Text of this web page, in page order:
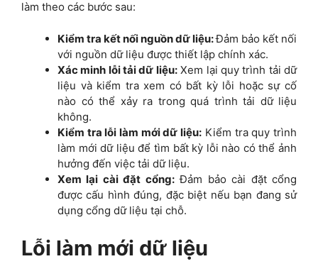
làm theo các bước sau:
Kiểm tra kết nối nguồn dữ liệu:Đảm bảo kết nối
với nguồn dữ liệu được thiết lập chính xác.
Xác minh lỗi tải dữ liệu:Xem lại quy trình tải dữ
liệu và kiểm tra xem có bất kỳ lỗi hoặc sự cố
nào có thể xảy ra trong quá trình tải dữ liệu
không.
Kiểm tra lỗi làm mới dữ liệu: Kiểm tra quy trình
làm mới dữ liệu để tìm bất kỳ lỗi nào có thể ảnh
hưởng đến việc tải dữ liệu.
Xem lại cài đặt cổng:Đảm bảo cài đặt cổng
được cấu hình đúng, đặc biệt nếu bạn đang sử
dụng cổng dữ liệu tại chỗ.
Lỗi làm mới dữ liệu